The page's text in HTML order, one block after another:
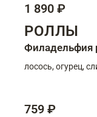
ролл с крабом
1 890 ₽
РОЛЛЫ
Филадельфия
лосось, огурец,
759 ₽